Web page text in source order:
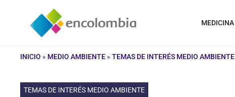
contenido
MEDICINA
INICIO » MEDIO AMBIENTE » TEMAS DE INTERÉS MEDIO AMBIENTE
TEMAS DE INTERÉS MEDIO AMBIENTE